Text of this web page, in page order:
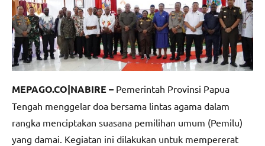
MEPAGO.CO|NABIRE – Pemerintah Provinsi Papua
Tengah menggelar doa bersama lintas agama dalam
rangka menciptakan suasana pemilihan umum (Pemilu)
yang damai. Kegiatan ini dilakukan untuk mempererat